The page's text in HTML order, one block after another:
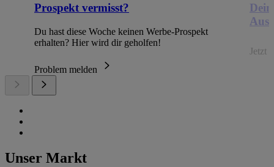
Prospekt vermisst?
Du hast diese Woche keinen Werbe-Prospekt
erhalten? Hier wird dir geholfen!
Problem melden
Jetzt
Unser Markt